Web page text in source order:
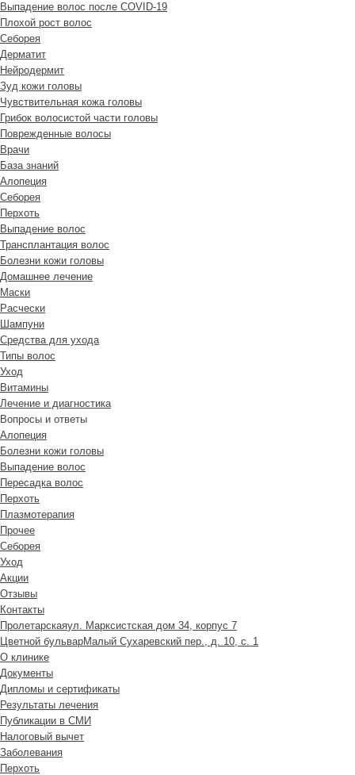
Выпадение волос после COVID-19
Плохой рост волос
Cеборея
Дерматит
Нейродермит
Зуд кожи головы
Чувствительная кожа головы
Грибок волосистой части головы
Поврежденные волосы
Врачи
База знаний
Алопеция
Себорея
Перхоть
Выпадение волос
Трансплантация волос
Болезни кожи головы
Домашнее лечение
Маски
Расчески
Шампуни
Средства для ухода
Типы волос
Уход
Витамины
Лечение и диагностика
Вопросы и ответы
Алопеция
Болезни кожи головы
Выпадение волос
Пересадка волос
Перхоть
Плазмотерапия
Прочее
Себорея
Уход
Акции
Отзывы
Контакты
Пролетарскаяул. Марксистская дом 34, корпус 7
Цветной бульварМалый Сухаревский пер., д. 10, с. 1
О клинике
Документы
Дипломы и сертификаты
Результаты лечения
Публикации в СМИ
Налоговый вычет
Заболевания
Перхоть